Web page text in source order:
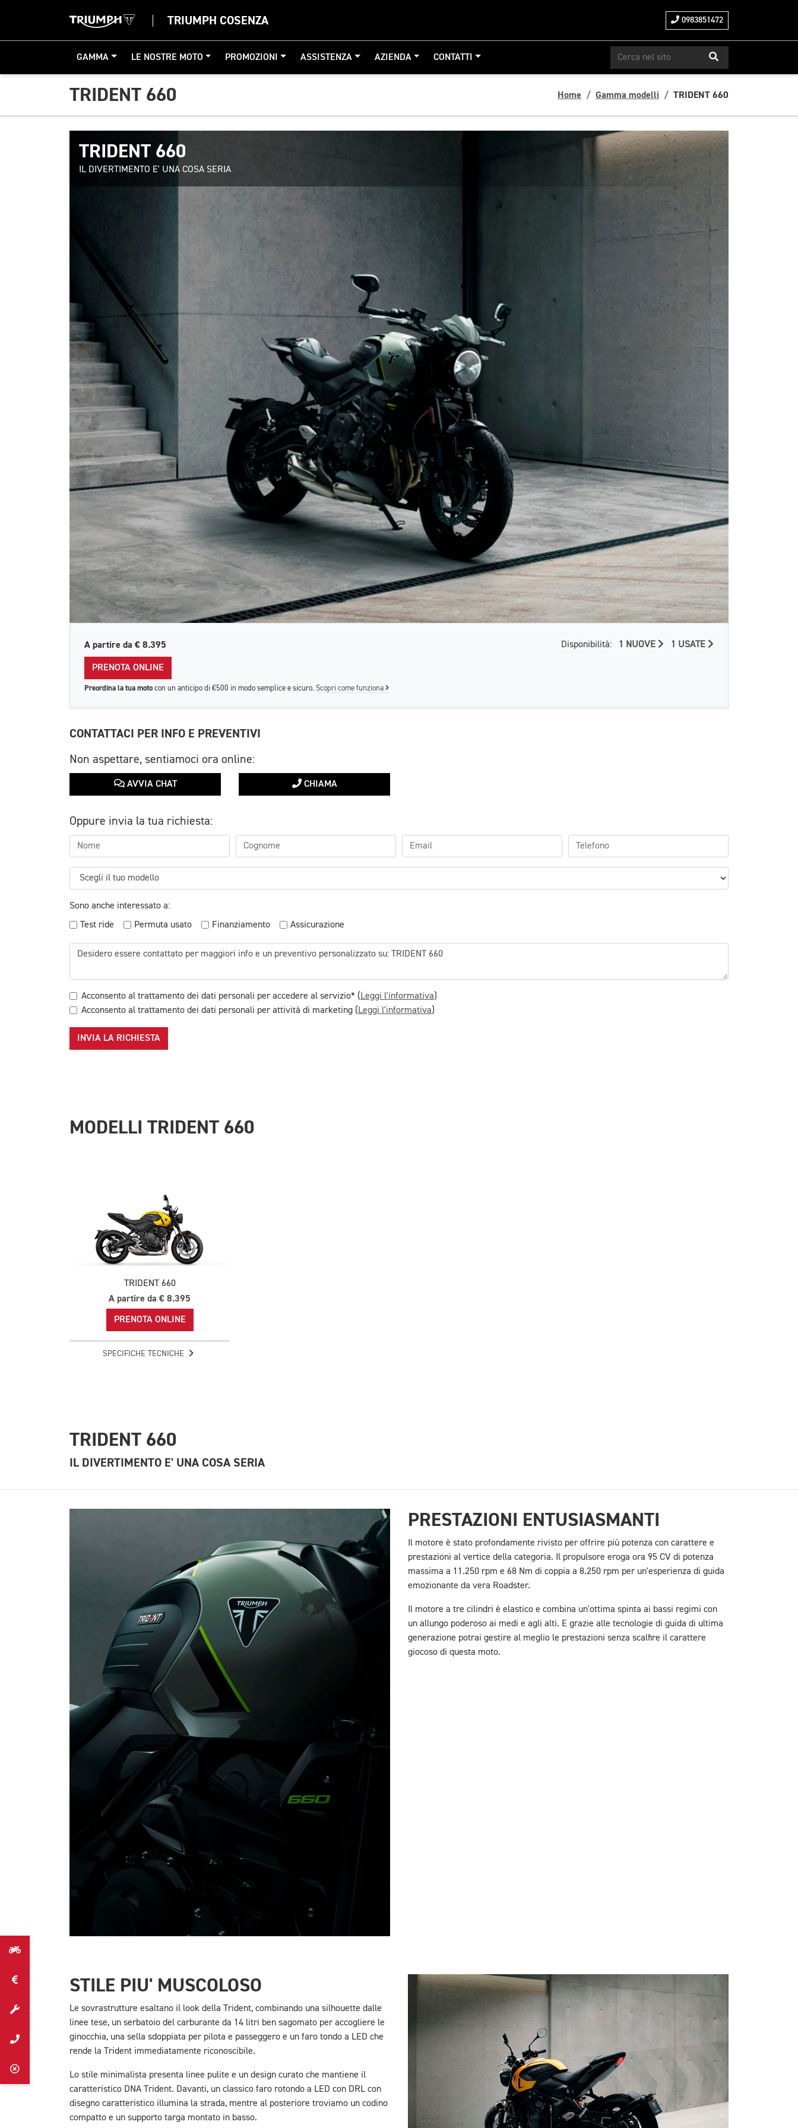
TRIUMPH COSENZA 0983851472
GAMMA LE NOSTRE MOTO PROMOZIONI ASSISTENZA AZIENDA CONTATTI
TRIDENT 660 Home Gamma modelli TRIDENT 660
TRIDENT 660
IL DIVERTIMENTO E' UNA COSA SERIA
A partire da € 8.395
PRENOTA ONLINE
Preordina la tua moto con un anticipo di €500 in modo semplice e sicuro. Scopri come funziona
Disponibilità: 1 NUOVE 1 USATE
CONTATTACI PER INFO E PREVENTIVI
Non aspettare, sentiamoci ora online:
AVVIA CHAT CHIAMA
Oppure invia la tua richiesta:
Sono anche interessato a:
Test ride
Permuta usato Finanziamento Assicurazione
Acconsento al trattamento dei dati personali per accedere al servizio* (Leggi l'informativa)
Acconsento al trattamento dei dati personali per attività di marketing (Leggi l'informativa)
INVIA LA RICHIESTA
MODELLI TRIDENT 660
TRIDENT 660
A partire da € 8.395
PRENOTA ONLINE
SPECIFICHE TECNICHE
TRIDENT 660
IL DIVERTIMENTO E' UNA COSA SERIA
PRESTAZIONI ENTUSIASMANTI
Il motore è stato profondamente rivisto per offrire più potenza con carattere e
prestazioni al vertice della categoria. Il propulsore eroga ora 95 CV di potenza
massima a 11.250 rpm e 68 Nm di coppia a 8.250 rpm per un'esperienza di guida
emozionante da vera Roadster.
Il motore a tre cilindri è elastico e combina un'ottima spinta ai bassi regimi con
un allungo poderoso ai medi e agli alti. E grazie alle tecnologie di guida di ultima
generazione potrai gestire al meglio le prestazioni senza scalfire il carattere
giocoso di questa moto.
STILE PIU' MUSCOLOSO
Le sovrastrutture esaltano il look della Trident, combinando una silhouette dalle
linee tese, un serbatoio del carburante da 14 litri ben sagomato per accogliere le
ginocchia, una sella sdoppiata per pilota e passeggero e un faro tondo a LED che
rende la Trident immediatamente riconoscibile.
Lo stile minimalista presenta linee pulite e un design curato che mantiene il
caratteristico DNA Trident. Davanti, un classico faro rotondo a LED con DRL con
disegno caratteristico illumina la strada, mentre al posteriore troviamo un codino
compatto e un supporto targa montato in basso.